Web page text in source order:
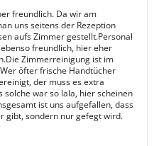
freundlich. Da wir am
uns seitens der Rezeption
aufs Zimmer gestellt.Personal
freundlich, hier eher
Zimmerreinigung ist im
öfter frische Handtücher
der muss es extra
war so lala, hier scheinen
ist uns aufgefallen, dass
gibt, sondern nur gefegt wird.